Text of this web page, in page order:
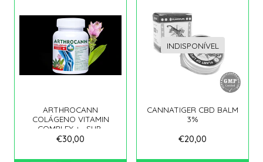
ARTHROCANN
COLÁGENO VITAMIN
COMPLEX + . SUP..
€30,00
INDISPONÍVEL
CANNATIGER CBD BALM
3%
€20,00